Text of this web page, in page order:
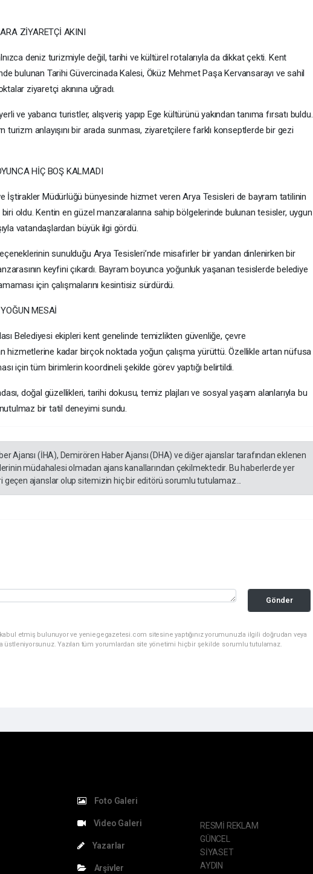
ZİYARETÇİ AKINI
deniz turizmiyle değil, tarihi ve kültürel rotalarıyla da dikkat çekti. Kent
bulunan Tarihi Güvercinada Kalesi, Öküz Mehmet Paşa Kervansarayı ve sahil
ziyaretçi akınına uğradı.
ve yabancı turistler, alışveriş yapıp Ege kültürünü yakından tanıma fırsatı buldu.
anlayışını bir arada sunması, ziyaretçilere farklı konseptlerde bir gezi
HİÇ BOŞ KALMADI
İştirakler Müdürlüğü bünyesinde hizmet veren Arya Tesisleri de bayram tatilinin
oldu. Kentin en güzel manzaralarına sahip bölgelerinde bulunan tesisler, uygun
vatandaşlardan büyük ilgi gördü.
sunulduğu Arya Tesisleri’nde misafirler bir yandan dinlenirken bir
keyfini çıkardı. Bayram boyunca yoğunluk yaşanan tesislerde belediye
için çalışmalarını kesintisiz sürdürdü.
MESAİ
Belediyesi ekipleri kent genelinde temizlikten güvenliğe, çevre
hizmetlerine kadar birçok noktada yoğun çalışma yürüttü. Özellikle artan nüfusa
için tüm birimlerin koordineli şekilde görev yaptığı belirtildi.
doğal güzellikleri, tarihi dokusu, temiz plajları ve sosyal yaşam alanlarıyla bu
bir tatil deneyimi sundu.
Ajansı (İHA), Demirören Haber Ajansı (DHA) ve diğer ajanslar tarafından eklenen
müdahalesi olmadan ajans kanallarından çekilmektedir. Bu haberlerde yer
ajanslar olup sitemizin hiç bir editörü sorumlu tutulamaz...
Gönder
kabul etmiş bulunuyor ve yeniegegazetesi.com sitesine yaptığınız yorumunuzla ilgili doğrudan veya
üstleniyorsunuz. Yazılan tüm yorumlardan site yönetimi hiçbir şekilde sorumlu tutulamaz.
Foto Galeri
Video Galeri
Yazarlar
Arşivler
RESMİ REKLAM
GÜNCEL
SİYASET
AYDIN